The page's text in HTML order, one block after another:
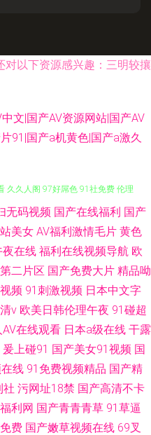
以下资源感兴趣：三明较攘
文|国产AV资源网站|国产AV
91|国产a机黄色|国产a激久
人成人免费视频 狠狠操天天操 日
久久人阁 97好屌色 91社免费 伦理
九黄色片性爱 欧州包情成人一区
影院 超碰人人上人人摸 国产h片在
艹 99色99 玖玖大香蕉老司机 欧美
影音先锋红杏AV 激情内射欧美 天
观看 亚洲情趣自拍 超碰注妇 91网
无码视频 国产在线福利 国产
美女 AV福利激情毛片 黄色
夜在线 福利在线视频导航 欧
二片区 国产免费大片 精品呦
频 91刺激视频 日本中文字
v 欧美日韩伦理午夜 91碰超
AV在线观看 日本a级在线 干露
爰上碰91 国产美女91视频 国
线 91免费视频精品 国产精
社 污网址18禁 国产高清不卡
利网 国产青青青草 91草逼
费 国产嫩草视频在线 69叉